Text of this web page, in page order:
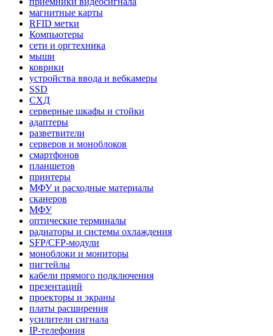
магнитные карты
RFID метки
Компьютеры
сети и оргтехника
мыши
коврики
устройства ввода и вебкамеры
SSD
СХД
серверные шкафы и стойки
адаптеры
разветвители
серверов и моноблоков
смартфонов
планшетов
принтеры
МФУ и расходные материалы
сканеров
МФУ
оптические терминалы
радиаторы и системы охлаждения
SFP/CFP-модули
моноблоки и мониторы
пигтейлы
кабели прямого подключения
презентаций
проекторы и экраны
платы расширения
усилители сигнала
IP-телефония